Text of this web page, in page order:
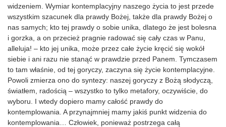
widzeniem. Wymiar kontemplacyjny naszego życia to jest przede
wszystkim szacunek dla prawdy Bożej, także dla prawdy Bożej o
nas samych; kto tej prawdy o sobie unika, dlatego że jest bolesna
i gorzka, a on przecież pragnie radować się cały czas w Panu,
alleluja! – kto jej unika, może przez całe życie kręcić się wokół
siebie i ani razu nie stanąć w prawdzie przed Panem. Tymczasem
to tam właśnie, od tej goryczy, zaczyna się życie kontemplacyjne.
Powoli zmierza ono do syntezy: naszej goryczy z Bożą słodyczą,
światłem, radością – wszystko to tylko metafory, oczywiście, do
wyboru. I wtedy dopiero mamy całość prawdy do
kontemplowania. A przynajmniej mamy jakiś punkt widzenia do
kontemplowania… Człowiek, ponieważ postrzega całą